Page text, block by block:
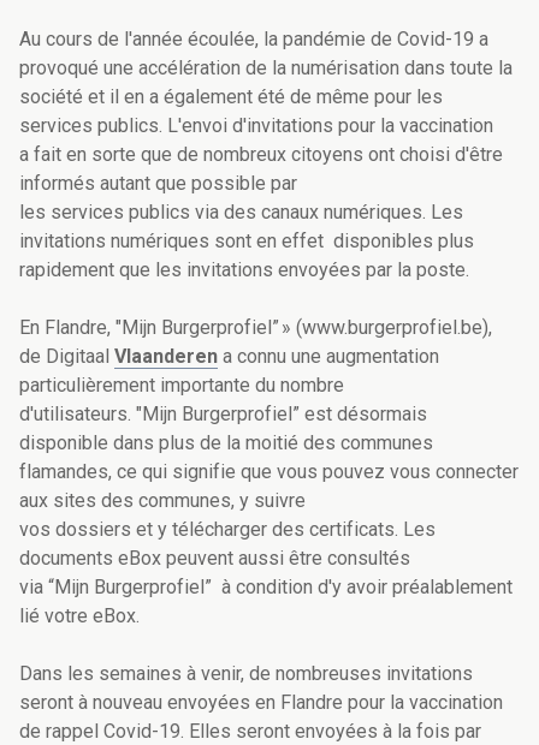
Au cours de l'année écoulée, la pandémie de Covid-19 a
provoqué une accélération de la numérisation dans toute la
société et il en a également été de même pour les
services publics. L'envoi d'invitations pour la vaccination
a fait en sorte que de nombreux citoyens ont choisi d'être
informés autant que possible par
les services publics via des canaux numériques. Les
invitations numériques sont en effet disponibles plus
rapidement que les invitations envoyées par la poste.
En Flandre, "Mijn Burgerprofiel” » (www.burgerprofiel.be),
de Digitaal Vlaanderen a connu une augmentation
particulièrement importante du nombre
d'utilisateurs. "Mijn Burgerprofiel” est désormais
disponible dans plus de la moitié des communes
flamandes, ce qui signifie que vous pouvez vous connecter
aux sites des communes, y suivre
vos dossiers et y télécharger des certificats. Les
documents eBox peuvent aussi être consultés
via “Mijn Burgerprofiel” à condition d'y avoir préalablement
lié votre eBox.
Dans les semaines à venir, de nombreuses invitations
seront à nouveau envoyées en Flandre pour la vaccination
de rappel Covid-19. Elles seront envoyées à la fois par